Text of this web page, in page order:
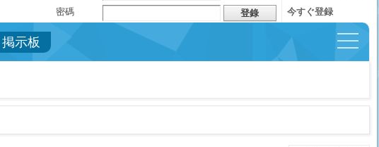
ー名
密碼
登錄 今すぐ登録
ーシ
掲示板